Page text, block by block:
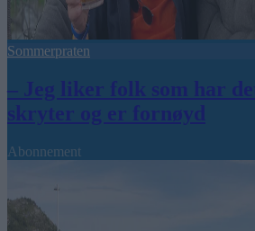
Sommerpraten
– Jeg liker folk som har
skryter og er fornøyd
Abonnement